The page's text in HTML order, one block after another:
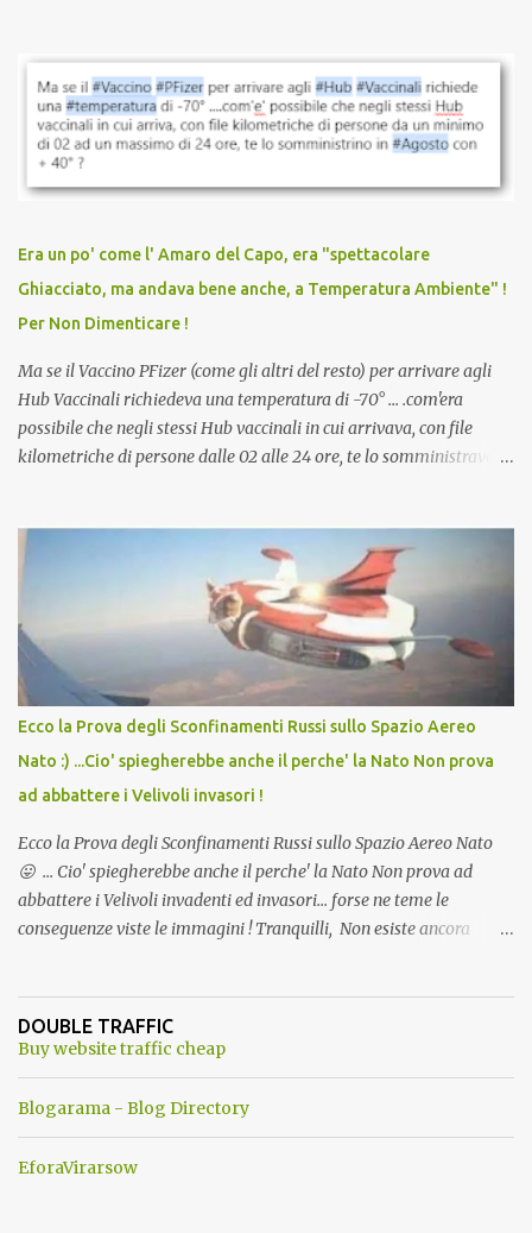
vaccinazione. Non avevamo mai sentito parlare di ricompense,
sconti, incentivi per vaccinarsi. Non avevamo mai visto
discriminazioni per coloro che non l’hanno fatto. Se non sei stato
vaccinato, nessuno aveva prima cercato di farti sentire una
persona cattiva. Non avevamo mai visto un vaccino che minacci le
vaccino usato per minacciare i mezzi di sussistenza, il lavoro o la
scuola. Non avevamo mai visto un vaccino che permettesse a un
dodicenne di ignorare il consenso dei genitori. Dopo tutti i vaccini
che abbiamo elencato sopra...
Era un po' come l' Amaro del Capo, era "spettacolare
Ghiacciato, ma andava bene anche, a Temperatura Ambiente" !
Per Non Dimenticare !
Ma se il Vaccino PFizer (come gli altri del resto) per arrivare agli
Hub Vaccinali richiedeva una temperatura di -70° ... .com'era
possibile che negli stessi Hub vaccinali in cui arrivava, con file
kilometriche di persone dalle 02 alle 24 ore, te lo somministravano
Vaccino come: l' Amaro del Capo, era "spettacolare Ghiacciato, ma
andava bene anche, a Temperatura Ambiente"! Riproponiamo
l'articolo per NON Dimenticare!
Ecco la Prova degli Sconfinamenti Russi sullo Spazio Aereo
Nato :) ...Cio' spiegherebbe anche il perche' la Nato Non prova
ad abbattere i Velivoli invasori !
Ecco la Prova degli Sconfinamenti Russi sullo Spazio Aereo Nato
😛 ... Cio' spiegherebbe anche il perche' la Nato Non prova ad
abbattere i Velivoli invadenti ed invasori... forse ne teme le
conseguenze viste le immagini ! Tranquilli, Non esiste ancora
ancora una fantasia Nato o forse una "False Flag", per provocare
una guerra mondiale che difficilmente da menti sane, potrebbe
DOUBLE TRAFFIC
Buy website traffic cheap
Blogarama - Blog Directory
EforaVirarsow